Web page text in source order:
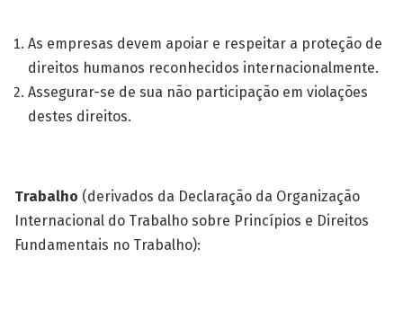
As empresas devem apoiar e respeitar a proteção de
direitos humanos reconhecidos internacionalmente.
Assegurar-se de sua não participação em violações
destes direitos.
Trabalho (derivados da Declaração da Organização
Internacional do Trabalho sobre Princípios e Direitos
Fundamentais no Trabalho):